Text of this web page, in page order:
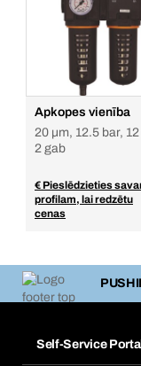
Apkopes vienība
20 µm, 12.5 bar, 12
2 gab
€ Pieslēdzieties
profilam, lai redzētu
cenas
Self-Service